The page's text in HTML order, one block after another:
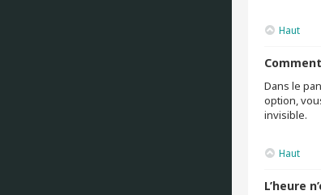
Haut
Dans le
option,
invisible.
Haut
L’heure